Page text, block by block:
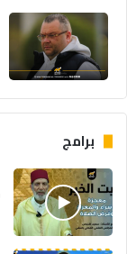
برامج